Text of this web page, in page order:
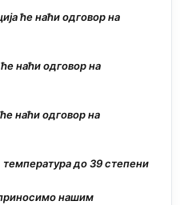
ће наћи одговор на
наћи одговор на
наћи одговор на
до 39 степени
нашим